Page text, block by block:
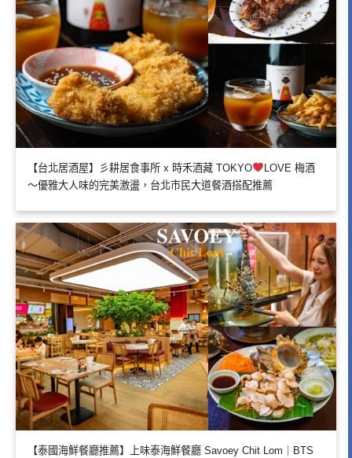
【台北居酒屋】彡耕居食事所 x 時禾酒藏 TOKYO
LOVE 梅酒
～優雅大人味的完美激盪，台北市民大道餐酒搭配推薦
【泰國海鮮餐廳推薦】上味泰海鮮餐廳 Savoey Chit Lom｜BTS